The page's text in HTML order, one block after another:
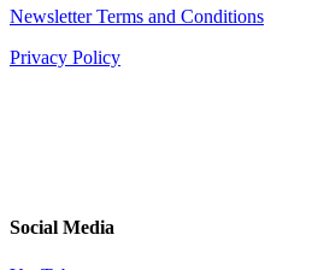
Newsletter Terms and Conditions
Privacy Policy
Social Media